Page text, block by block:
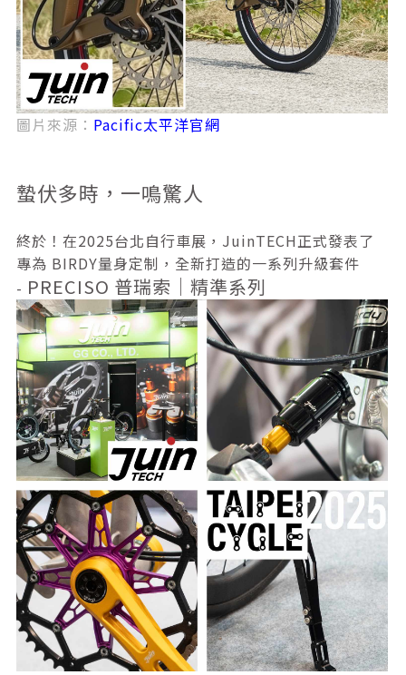
圖片來源： Pacific太平洋官網
蟄伏多時，一鳴驚人
終於！在2025台北自行車展，JuinTECH正式發表了
專為 BIRDY量身定制，全新打造的一系列升級套件
- PRECISO 普瑞索｜精準系列